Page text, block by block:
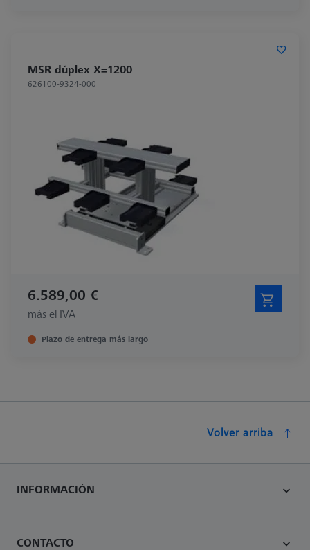
MSR dúplex X=1200
626100-9324-000
6.589,00 €
más el IVA
Plazo de entrega más largo
Volver arriba
INFORMACIÓN
CONTACTO